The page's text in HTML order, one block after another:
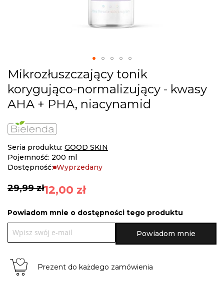
Skip
to
the
beginning
of
the
images
Mikrozłuszczający tonik
korygująco-normalizujący - kwasy
AHA + PHA, niacynamid
Seria produktu: GOOD SKIN
Pojemność: 200 ml
Dostępność: Wyprzedany
12,00 zł
29,99 zł
Powiadom mnie o dostępności tego produktu
Powiadom mnie
Prezent do każdego zamówienia